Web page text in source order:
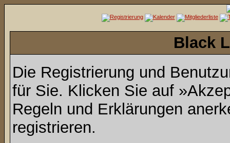
Black
Die Registrierung und
für Sie. Klicken Sie auf
Regeln und Erklärungen
registrieren.